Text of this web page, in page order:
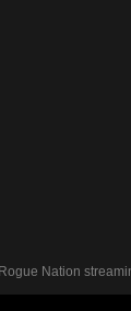
Nation